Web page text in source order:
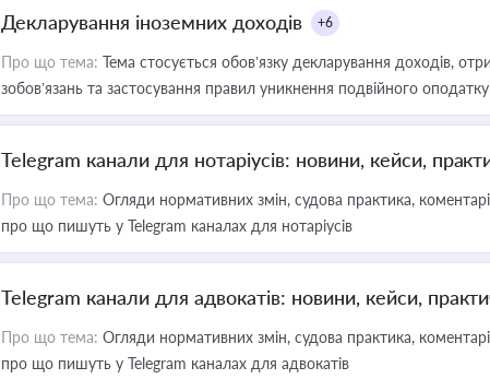
Декларування іноземних доходів +6
Про що тема: Тема стосується обов’язку декларування доходів,
зобов’язань та застосування правил уникнення подвійного
Telegram канали для нотаріусів: новини, кейси,
Про що тема: Огляди нормативних змін, судова практика,
про що пишуть у Telegram каналах для нотаріусів
Telegram канали для адвокатів: новини, кейси,
Про що тема: Огляди нормативних змін, судова практика,
про що пишуть у Telegram каналах для адвокатів